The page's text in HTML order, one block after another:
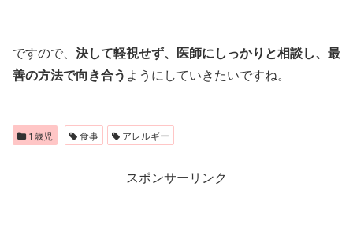
ですので、 決して軽視せず、医師にしっかりと相談し、最
善の方法で向き合う ようにしていきたいですね。
1歳児 食事 アレルギー
スポンサーリンク